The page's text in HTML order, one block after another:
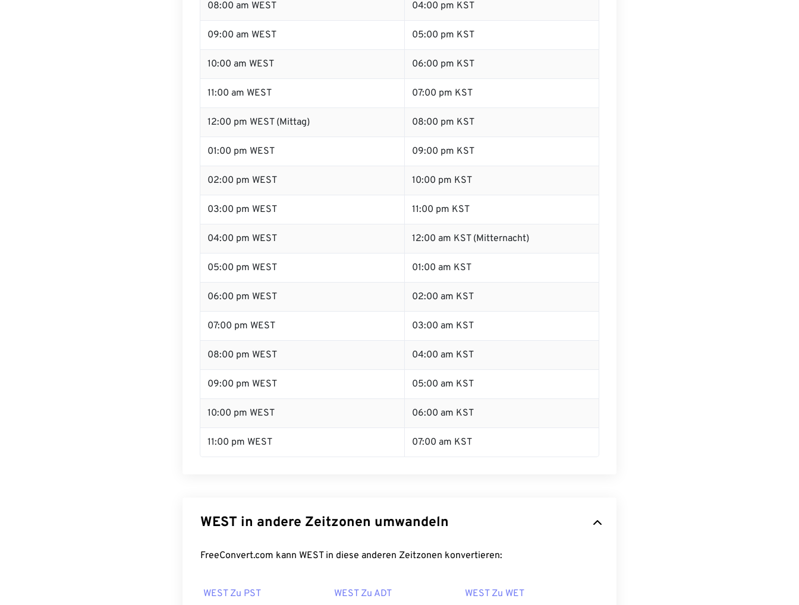
08:00 am WEST 04:00 pm KST
09:00 am WEST 05:00 pm KST
10:00 am WEST 06:00 pm KST
11:00 am WEST 07:00 pm KST
12:00 pm WEST (Mittag) 08:00 pm KST
01:00 pm WEST 09:00 pm KST
02:00 pm WEST 10:00 pm KST
03:00 pm WEST 11:00 pm KST
04:00 pm WEST 12:00 am KST (Mitternacht)
05:00 pm WEST 01:00 am KST
06:00 pm WEST 02:00 am KST
07:00 pm WEST 03:00 am KST
08:00 pm WEST 04:00 am KST
09:00 pm WEST 05:00 am KST
10:00 pm WEST 06:00 am KST
11:00 pm WEST 07:00 am KST
WEST in andere Zeitzonen umwandeln
FreeConvert.com kann WEST in diese anderen Zeitzonen konvertieren:
WEST Zu PST WEST Zu ADT WEST Zu WET